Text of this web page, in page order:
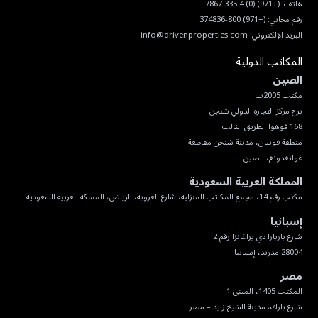
هاتف:(+971) (0) 4 335 7867
رقم مجاني:(+971) 800-374836
البريد الإلكتروني: info@drivenproperties.com
المكاتب الدولية
الصين
غوانغدونغ، الصين
المملكة العربية السعودية
مكتب رقم 14، مجمع المكاتب المنزلية، شارع العروبة، الرياض، المملكة العربية السعودية
إسبانيا
28004 مدريد، إسبانيا
مصر
شارع بارك، مدينة الشيخ زايد – مصر